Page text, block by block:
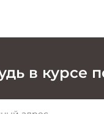
в курсе